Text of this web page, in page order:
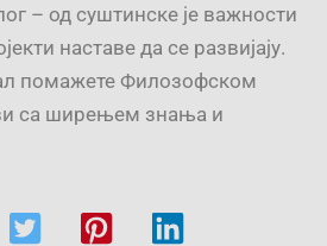
– од суштинске је важности
наставе да се развијају.
помажете Филозофском
са ширењем знања и